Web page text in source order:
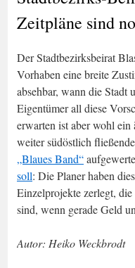
Zeitpläne sind
Der Stadtbezirksbeirat
Vorhaben eine breite
absehbar, wann die Stadt
Eigentümer all diese
erwarten ist aber wohl
weiter südöstlich
„Blaues Band“
soll: Die Planer haben
Einzelprojekte zerlegt,
sind, wenn gerade Geld
Autor: Heiko Weckbrodt